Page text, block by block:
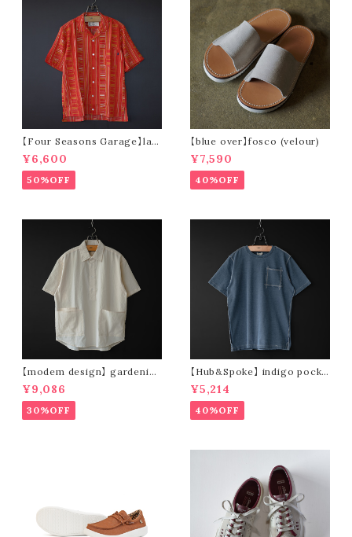
【Four Seasons Garage】lad
der stripe open collar s/s s
hirt (orange)
¥6,600
50%OFF
【blue over】fosco (velour)
¥7,590
40%OFF
【modem design】 gardenin
g s/s shirt (sand)
¥9,086
30%OFF
【Hub&Spoke】 indigo pocke
t t-shirt (light indigo)
¥5,214
40%OFF